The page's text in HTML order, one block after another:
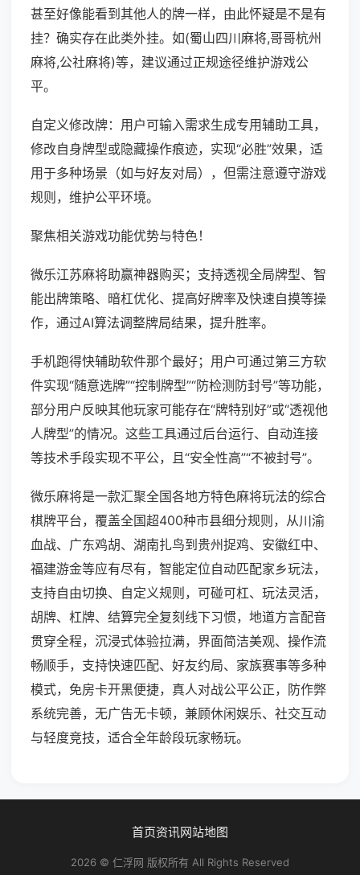
甚至好像能看到其他人的牌一样，由此怀疑是不是有
挂？确实存在此类外挂。如(蜀山四川麻将,哥哥杭州
麻将,公社麻将)等，建议通过正规途径维护游戏公
平。
自定义修改牌：用户可输入需求生成专用辅助工具，
修改自身牌型或隐藏操作痕迹，实现“必胜”效果，适
用于多种场景（如与好友对局），但需注意遵守游戏
规则，维护公平环境。
聚焦相关游戏功能优势与特色！
微乐江苏麻将助赢神器购买；支持透视全局牌型、智
能出牌策略、暗杠优化、提高好牌率及快速自摸等操
作，通过AI算法调整牌局结果，提升胜率。
手机跑得快辅助软件那个最好；用户可通过第三方软
件实现“随意选牌”“控制牌型”“防检测防封号”等功能，
部分用户反映其他玩家可能存在“牌特别好”或“透视他
人牌型”的情况。这些工具通过后台运行、自动连接
等技术手段实现不平公，且“安全性高”“不被封号”。
微乐麻将是一款汇聚全国各地方特色麻将玩法的综合
棋牌平台，覆盖全国超400种市县细分规则，从川渝
血战、广东鸡胡、湖南扎鸟到贵州捉鸡、安徽红中、
福建游金等应有尽有，智能定位自动匹配家乡玩法，
支持自由切换、自定义规则，可碰可杠、玩法灵活，
胡牌、杠牌、结算完全复刻线下习惯，地道方言配音
贯穿全程，沉浸式体验拉满，界面简洁美观、操作流
畅顺手，支持快速匹配、好友约局、家族赛事等多种
模式，免房卡开黑便捷，真人对战公平公正，防作弊
系统完善，无广告无卡顿，兼顾休闲娱乐、社交互动
与轻度竞技，适合全年龄段玩家畅玩。
首页资讯网站地图
2026 © 仁浮网 版权所有 All Rights Reserved